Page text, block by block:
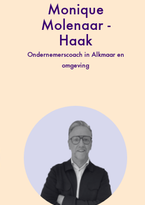
Monique
Molenaar -
Haak
Ondernemerscoach in Alkmaar en
omgeving